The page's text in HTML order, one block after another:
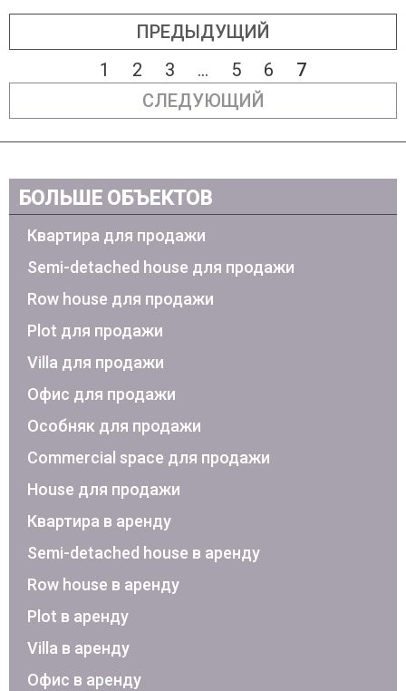
ПРЕДЫДУЩИЙ
1
2 3 ... 5 6
7
СЛЕДУЮЩИЙ
БОЛЬШЕ ОБЪЕКТОВ
Квартира для продажи
Semi-detached house для продажи
Row house для продажи
Plot для продажи
Villa для продажи
Офис для продажи
Особняк для продажи
Commercial space для продажи
House для продажи
Квартира в аренду
Semi-detached house в аренду
Row house в аренду
Plot в аренду
Villa в аренду
Офис в аренду